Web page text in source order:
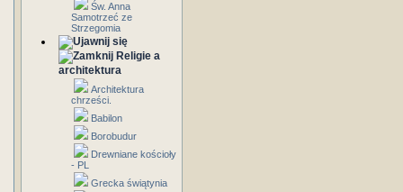
Św. Anna
Samotrzeć ze
Strzegomia
Religie a
architektura
Architektura
chrześci.
Babilon
Borobudur
Drewniane kościoły
- PL
Grecka świątynia